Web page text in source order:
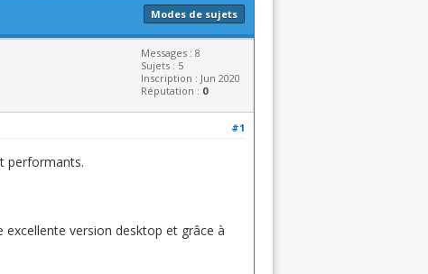
Modes de sujets
Messages : 8
Sujets : 5
Inscription : Jun 2020
Réputation : 0
#1
performants.
version desktop et grâce à